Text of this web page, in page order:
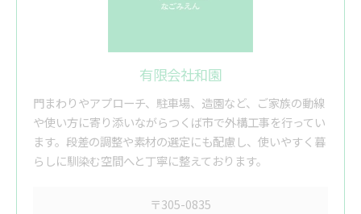
有限会社和園
門まわりやアプローチ、駐車場、造園など、ご家族の動線
や使い方に寄り添いながらつくば市で外構工事を行ってい
ます。段差の調整や素材の選定にも配慮し、使いやすく暮
らしに馴染む空間へと丁寧に整えております。
〒305-0835